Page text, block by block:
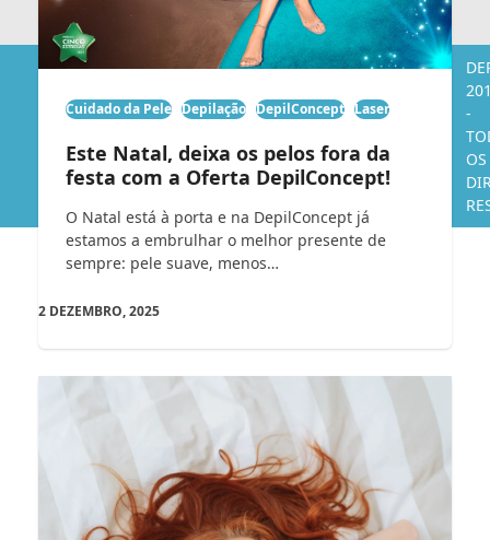
Cuidado da Pele Depilação DepilConcept Laser
Este Natal, deixa os pelos fora da
festa com a Oferta DepilConcept!
O Natal está à porta e na DepilConcept já
estamos a embrulhar o melhor presente de
sempre: pele suave, menos…
2 DEZEMBRO, 2025
-
OS